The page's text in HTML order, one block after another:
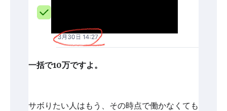
一括で10万ですよ。
サボりたい人はもう、その時点で働かなくても